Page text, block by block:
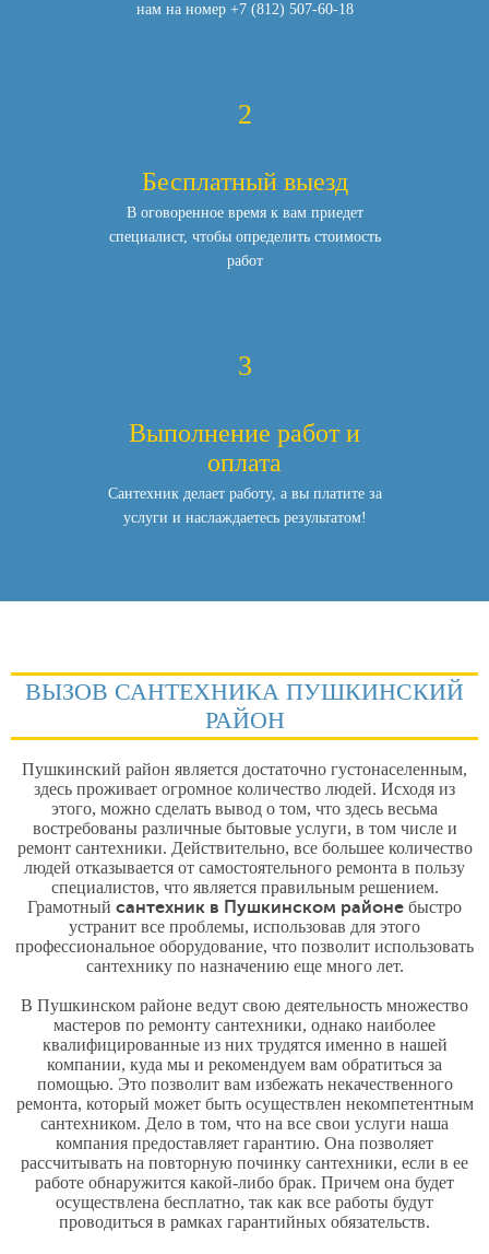
нам на номер +7 (812) 507-60-18
2
Бесплатный выезд
В оговоренное время к вам приедет
специалист, чтобы определить стоимость
работ
3
Выполнение работ и
оплата
Сантехник делает работу, а вы платите за
услуги и наслаждаетесь результатом!
ВЫЗОВ САНТЕХНИКА ПУШКИНСКИЙ
РАЙОН
Пушкинский район является достаточно густонаселенным,
здесь проживает огромное количество людей. Исходя из
этого, можно сделать вывод о том, что здесь весьма
востребованы различные бытовые услуги, в том числе и
ремонт сантехники. Действительно, все большее количество
людей отказывается от самостоятельного ремонта в пользу
специалистов, что является правильным решением.
Грамотный сантехник в Пушкинском районе быстро
устранит все проблемы, использовав для этого
профессиональное оборудование, что позволит использовать
сантехнику по назначению еще много лет.
В Пушкинском районе ведут свою деятельность множество
мастеров по ремонту сантехники, однако наиболее
квалифицированные из них трудятся именно в нашей
компании, куда мы и рекомендуем вам обратиться за
помощью. Это позволит вам избежать некачественного
ремонта, который может быть осуществлен некомпетентным
сантехником. Дело в том, что на все свои услуги наша
компания предоставляет гарантию. Она позволяет
рассчитывать на повторную починку сантехники, если в ее
работе обнаружится какой-либо брак. Причем она будет
осуществлена бесплатно, так как все работы будут
проводиться в рамках гарантийных обязательств.